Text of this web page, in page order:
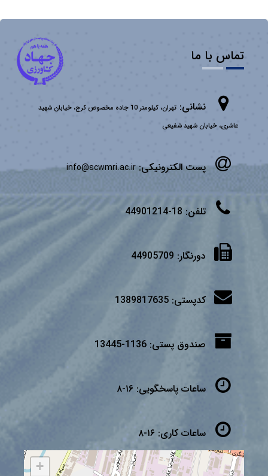
تماس با ما
نشانی:
تهران، کیلومتر 10 جاده مخصوص کرج، خیابان شهید
عاشری، خیابان شهید شفیعی
پست الکترونیکی:info@scwmri.ac.ir
تلفن: 18-44901214
دورنگار: 44905709
کدپستی: 1389817635
صندوق پستی: 1136-13445
ساعات پاسخگویی: ۱۶-۸
ساعات کاری: ۱۶-۸
+